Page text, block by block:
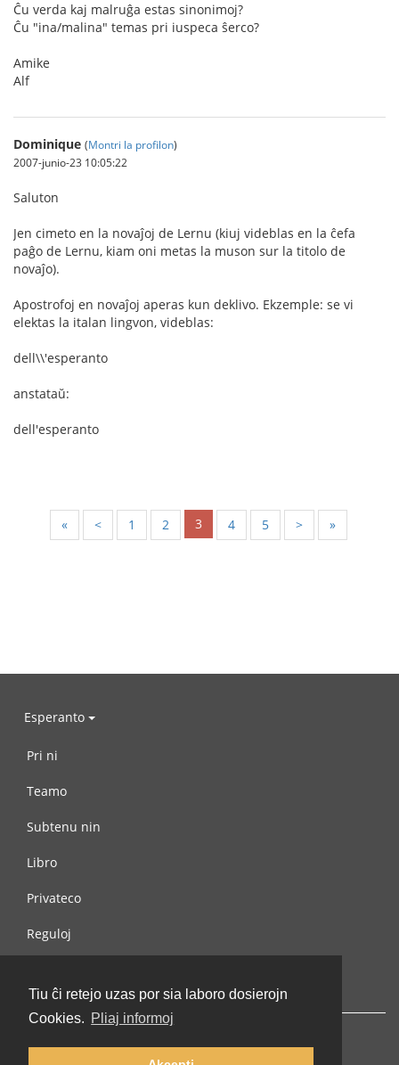
Tiu ĉi retejo uzas por sia laboro dosierojn
Cookies. Pliaj informoj
Ĉu verda kaj malruĝa estas sinonimoj?
Ĉu "ina/malina" temas pri iuspeca ŝerco?
Amike
Alf
Dominique (Montri la profilon)
2007-junio-23 10:05:22
Saluton
Jen cimeto en la novaĵoj de Lernu (kiuj videblas en la ĉefa
paĝo de Lernu, kiam oni metas la muson sur la titolo de
novaĵo).
Apostrofoj en novaĵoj aperas kun deklivo. Ekzemple: se vi
elektas la italan lingvon, videblas:
dell\\'esperanto
anstataŭ:
dell'esperanto
« < 1 2 3 4 5 > »
Esperanto
Pri ni
Teamo
Subtenu nin
Libro
Privateco
Reguloj